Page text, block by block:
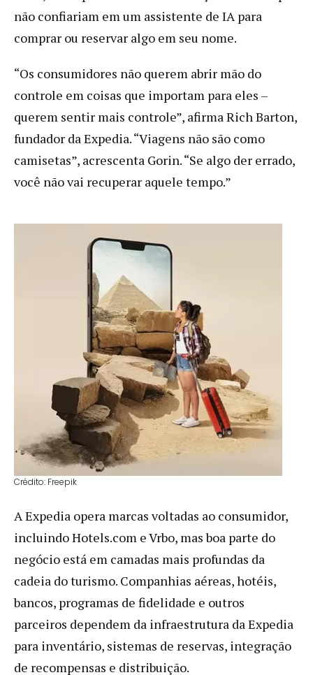
não confiariam em um assistente de IA para
comprar ou reservar algo em seu nome.
“Os consumidores não querem abrir mão do
controle em coisas que importam para eles –
querem sentir mais controle”, afirma Rich Barton,
fundador da Expedia. “Viagens não são como
camisetas”, acrescenta Gorin. “Se algo der errado,
você não vai recuperar aquele tempo.”
Crédito: Freepik
A Expedia opera marcas voltadas ao consumidor,
incluindo Hotels.com e Vrbo, mas boa parte do
negócio está em camadas mais profundas da
cadeia do turismo. Companhias aéreas, hotéis,
bancos, programas de fidelidade e outros
parceiros dependem da infraestrutura da Expedia
para inventário, sistemas de reservas, integração
de recompensas e distribuição.